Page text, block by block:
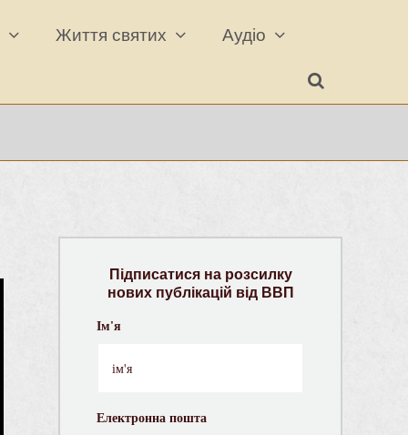
Життя святих Аудіо
Підписатися на розсилку
нових публікацій від ВВП
Ім'я
Електронна пошта